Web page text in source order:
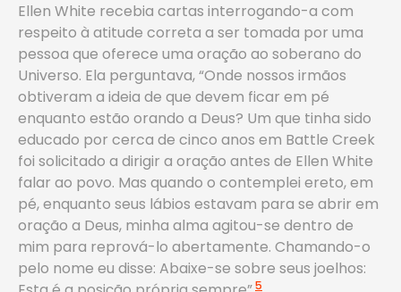
Ellen White recebia cartas interrogando-a com
respeito à atitude correta a ser tomada por uma
pessoa que oferece uma oração ao soberano do
Universo. Ela perguntava, “Onde nossos irmãos
obtiveram a ideia de que devem ficar em pé
enquanto estão orando a Deus? Um que tinha sido
educado por cerca de cinco anos em Battle Creek
foi solicitado a dirigir a oração antes de Ellen White
falar ao povo. Mas quando o contemplei ereto, em
pé, enquanto seus lábios estavam para se abrir em
oração a Deus, minha alma agitou-se dentro de
mim para reprová-lo abertamente. Chamando-o
pelo nome eu disse: Abaixe-se sobre seus joelhos:
5